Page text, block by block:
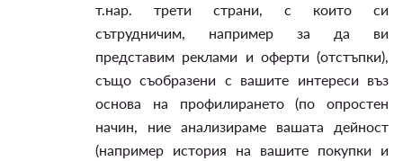
т.нар. трети страни, с които си
сътрудничим, например за да ви
представим реклами и оферти (отстъпки),
също съобразени с вашите интереси въз
основа на профилирането (по опростен
начин, ние анализираме вашата дейност
(например история на вашите покупки и